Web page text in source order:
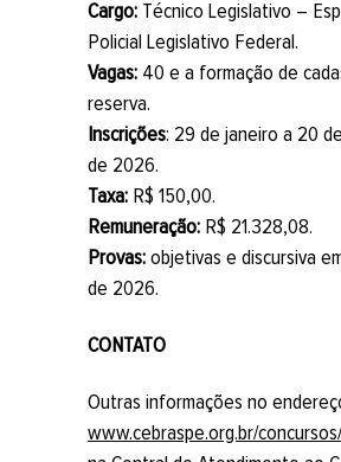
Cargo: Técnico Legislativo –
Policial Legislativo Federal.
Vagas: 40 e a formação de
reserva.
Inscrições: 29 de janeiro a 20
de 2026.
Taxa: R$ 150,00.
Remuneração: R$ 21.328,08.
Provas: objetivas e discursiva
de 2026.
CONTATO
Outras informações no
www.cebraspe.org.br/